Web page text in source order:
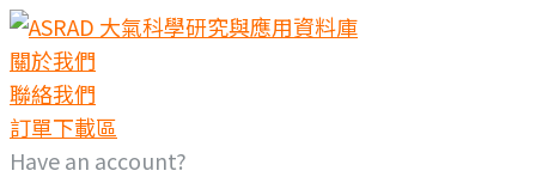
Skip
to
content
關於我們
聯絡我們
訂單下載區
Have an account?